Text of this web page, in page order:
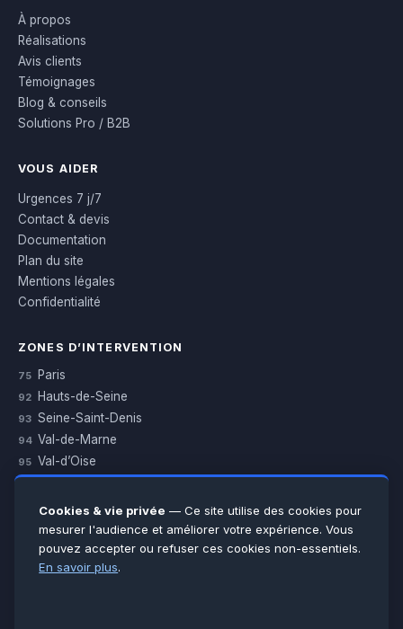
À propos
Réalisations
Avis clients
Témoignages
Blog & conseils
Solutions Pro / B2B
VOUS AIDER
Urgences 7 j/7
Contact & devis
Documentation
Plan du site
Mentions légales
Confidentialité
ZONES D’INTERVENTION
75 Paris
92 Hauts-de-Seine
93 Seine-Saint-Denis
94 Val-de-Marne
95 Val-d’Oise
Essonne
Seine-et-Marne
Voir toutes les villes →
Cookies & vie privée — Ce site utilise des cookies pour
mesurer l'audience et améliorer votre expérience. Vous
pouvez accepter ou refuser ces cookies non-essentiels.
En savoir plus.